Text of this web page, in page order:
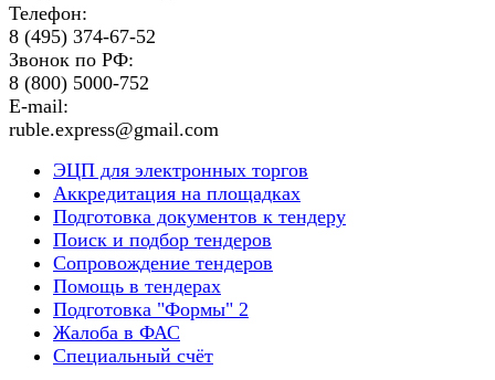
Телефон:
8 (495) 374-67-52
Звонок по РФ:
8 (800) 5000-752
E-mail:
ruble.express@gmail.com
ЭЦП для электронных торгов
Аккредитация на площадках
Подготовка документов к тендеру
Поиск и подбор тендеров
Сопровождение тендеров
Помощь в тендерах
Подготовка "Формы" 2
Жалоба в ФАС
Специальный счёт